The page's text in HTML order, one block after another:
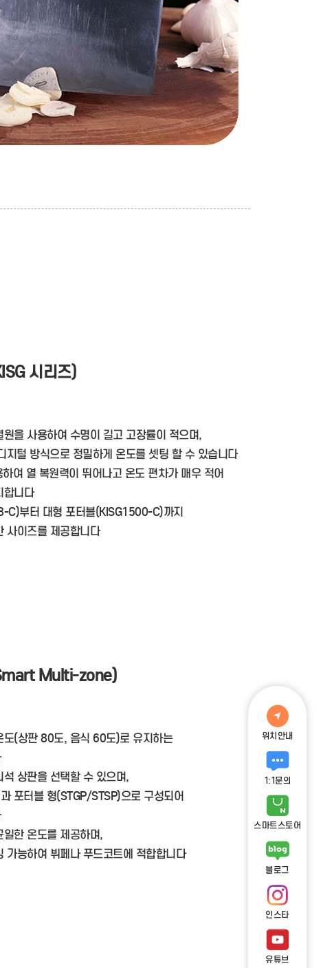
위치안내
1:1문의
스마트스토어
블로그
인스타
유튜브
시리즈)
을 사용하여 수명이 길고 고장률이 적으며,
털 방식으로 정밀하게 온도를 셋팅 할 수 있습니다
여 열 복원력이 뛰어나고 온도 편차가 매우 적어
합니다
C)부터 대형 포터블(KISG1500-C)까지
사이즈를 제공합니다
Multi-zone)
도(상판 80도, 음식 60도)로 유지하는
상판을 선택할 수 있으며,
포터블 형(STGP/STSP)으로 구성되어
한 온도를 제공하며,
가능하여 뷔페나 푸드코트에 적합합니다